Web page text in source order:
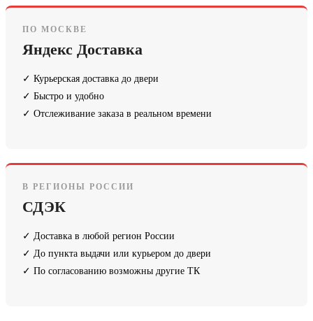
ПО МОСКВЕ
Яндекс Доставка
✓ Курьерская доставка до двери
✓ Быстро и удобно
✓ Отслеживание заказа в реальном времени
В РЕГИОНЫ РОССИИ
СДЭК
✓ Доставка в любой регион России
✓ До пункта выдачи или курьером до двери
✓ По согласованию возможны другие ТК